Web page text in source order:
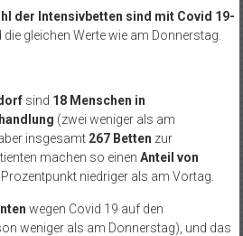
der Intensivbetten sind mit Covid 19-
die gleichen Werte wie am Donnerstag.
sind 18 Menschen in
(zwei weniger als am
insgesamt 267 Betten zur
machen so einen Anteil von
niedriger als am Vortag.
wegen Covid 19 auf den
weniger als am Donnerstag), und das